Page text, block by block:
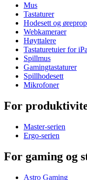
Mus
Tastaturer
Hodesett og
Webkameraer
Høyttalere
Tastaturetuier for
Spillmus
Gamingtastaturer
Spillhodesett
Mikrofoner
For
Master-serien
Ergo-serien
For gaming og
Astro Gaming